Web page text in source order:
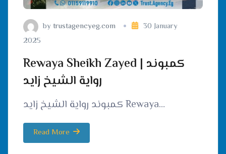
by trustagencyeg.com
30 January
2025
Rewaya Sheikh Zayed | كمبوند
رواية الشيخ زايد
كمبوند رواية الشيخ زايد Rewaya…
Read More